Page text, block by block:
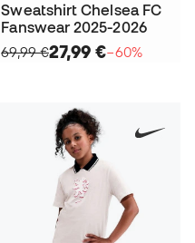
Sweatshirt Chelsea FC
Fanswear 2025-2026
69,99 €27,99 €−60%